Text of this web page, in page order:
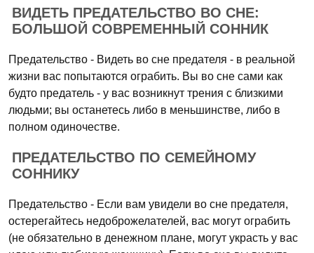
ВИДЕТЬ ПРЕДАТЕЛЬСТВО ВО СНЕ:
БОЛЬШОЙ СОВРЕМЕННЫЙ СОННИК
Предательство - Видеть во сне предателя - в реальной
жизни вас попытаются ограбить. Вы во сне сами как
будто предатель - у вас возникнут трения с близкими
людьми; вы останетесь либо в меньшинстве, либо в
полном одиночестве.
ПРЕДАТЕЛЬСТВО ПО СЕМЕЙНОМУ
СОННИКУ
Предательство - Если вам увидели во сне предателя,
остерегайтесь недоброжелателей, вас могут ограбить
(не обязательно в денежном плане, могут украсть у вас